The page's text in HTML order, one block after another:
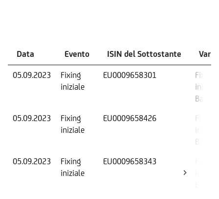
Data Evento ISIN del Sottostante
05.09.2023
Fixing
iniziale
EU0009658301
Fixing
iniziale
05.09.2023
Fixing
iniziale
EU0009658426
Fixing
05.09.2023
Fixing
iniziale
EU0009658343